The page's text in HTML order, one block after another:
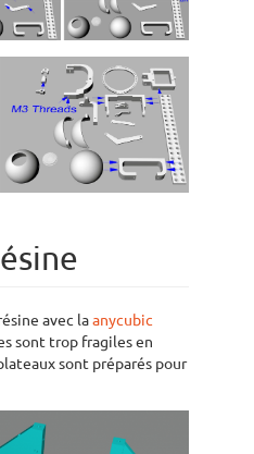
avec laanycubic
sont trop fragiles en
sont préparés pour